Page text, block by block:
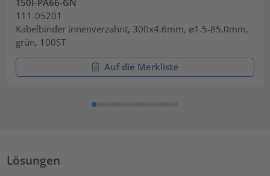
111-05201
Kabelbinder innenverzahnt, 300x4.6mm, ⌀1.5-85.0mm,
grün, 100ST
Auf die Merkliste
Lösungen